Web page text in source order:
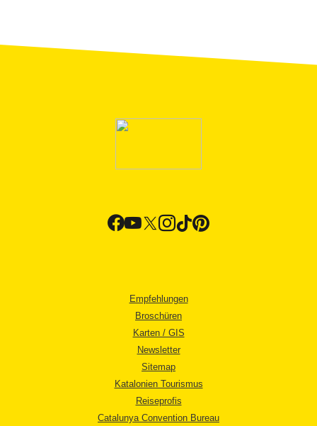
Empfehlungen
Broschüren
Karten / GIS
Newsletter
Sitemap
Katalonien Tourismus
Reiseprofis
Catalunya Convention Bureau